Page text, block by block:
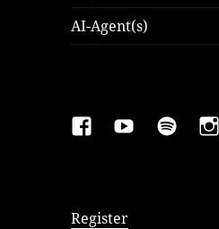
AI-Agent(s)
FAKEBOOK
YOUTUBESPOTIFY
Register